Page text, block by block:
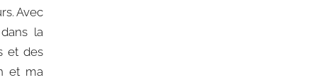
Avec
la
et des
et ma